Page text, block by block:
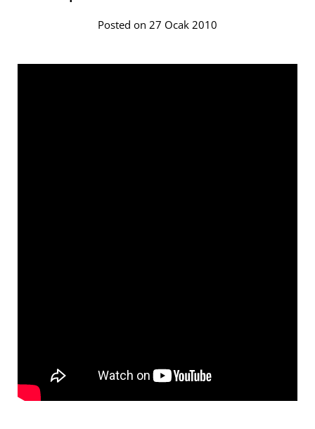
Posted on 27 Ocak 2010